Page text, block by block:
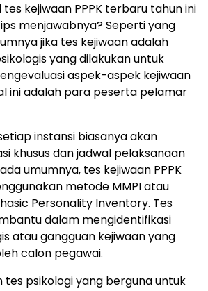
tes kejiwaan PPPK terbaru tahun ini
menjawabnya? Seperti yang
jika tes kejiwaan adalah
yang dilakukan untuk
aspek-aspek kejiwaan
ini adalah para peserta pelamar
instansi biasanya akan
khusus dan jadwal pelaksanaan
umumnya, tes kejiwaan PPPK
metode MMPI atau
Personality Inventory. Tes
dalam mengidentifikasi
atau gangguan kejiwaan yang
calon pegawai.
tes psikologi yang berguna untuk